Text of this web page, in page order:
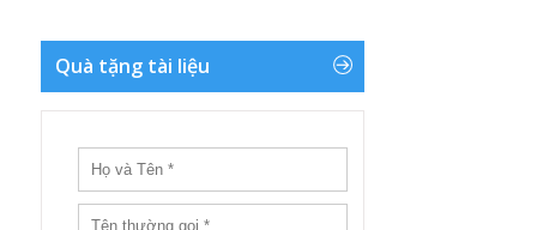
Quà tặng tài liệu